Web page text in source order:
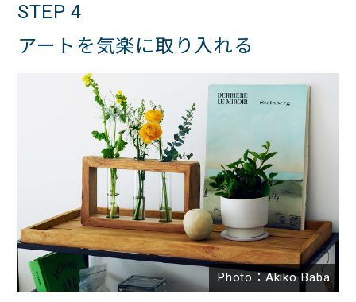
STEP 4
アートを気楽に取り入れる
Photo：Akiko Baba